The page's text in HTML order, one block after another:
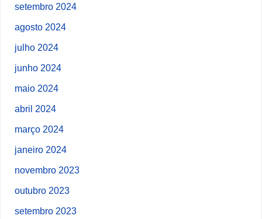
setembro 2024
agosto 2024
julho 2024
junho 2024
maio 2024
abril 2024
março 2024
janeiro 2024
novembro 2023
outubro 2023
setembro 2023